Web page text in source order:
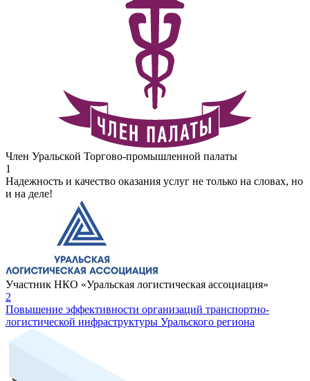
Член Уральской Торгово-промышленной палаты
1
Надежность и качество оказания услуг не только на словах, но
и на деле!
Участник НКО «Уральская логистическая ассоциация»
2
Повышение эффективности организаций транспортно-
логистической инфраструктуры Уральского региона